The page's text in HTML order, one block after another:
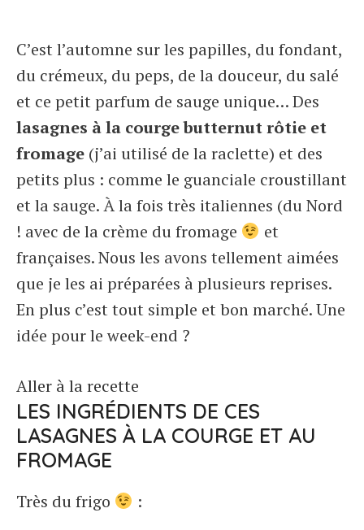
C’est l’automne sur les papilles, du fondant,
du crémeux, du peps, de la douceur, du salé
et ce petit parfum de sauge unique… Des
lasagnes à la courge butternut rôtie et
fromage (j’ai utilisé de la raclette) et des
petits plus : comme le guanciale croustillant
et la sauge. À la fois très italiennes (du Nord
! avec de la crème du fromage
et
françaises. Nous les avons tellement aimées
que je les ai préparées à plusieurs reprises.
En plus c’est tout simple et bon marché. Une
idée pour le week-end ?
Aller à la recette
LES INGRÉDIENTS DE CES
LASAGNES À LA COURGE ET AU
FROMAGE
Très du frigo :